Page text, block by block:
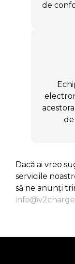
de
Dacă ai vreo
serviciile
să ne anunți